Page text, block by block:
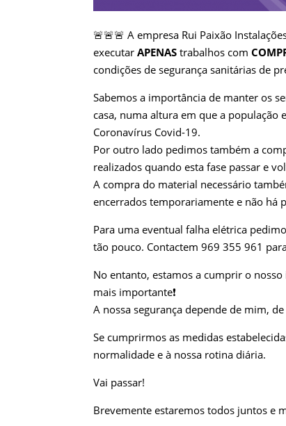
🚨🚨🚨 A empresa Rui Paixão
executarAPENAS trabalhos com
condições de segurança sanitárias de
Sabemos a importância de manter os
casa, numa altura em que a
Coronavírus Covid-19.
Por outro lado pedimos também a
realizados quando esta fase passar e
A compra do material necessário
encerrados temporariamente e não há
Para uma eventual falha elétrica
tão pouco. Contactem 969 355 961
No entanto, estamos a cumprir o
mais importante❗️
A nossa segurança depende de mim,
Se cumprirmos as medidas
normalidade e à nossa rotina diária.
Vai passar!
Brevemente estaremos todos juntos e